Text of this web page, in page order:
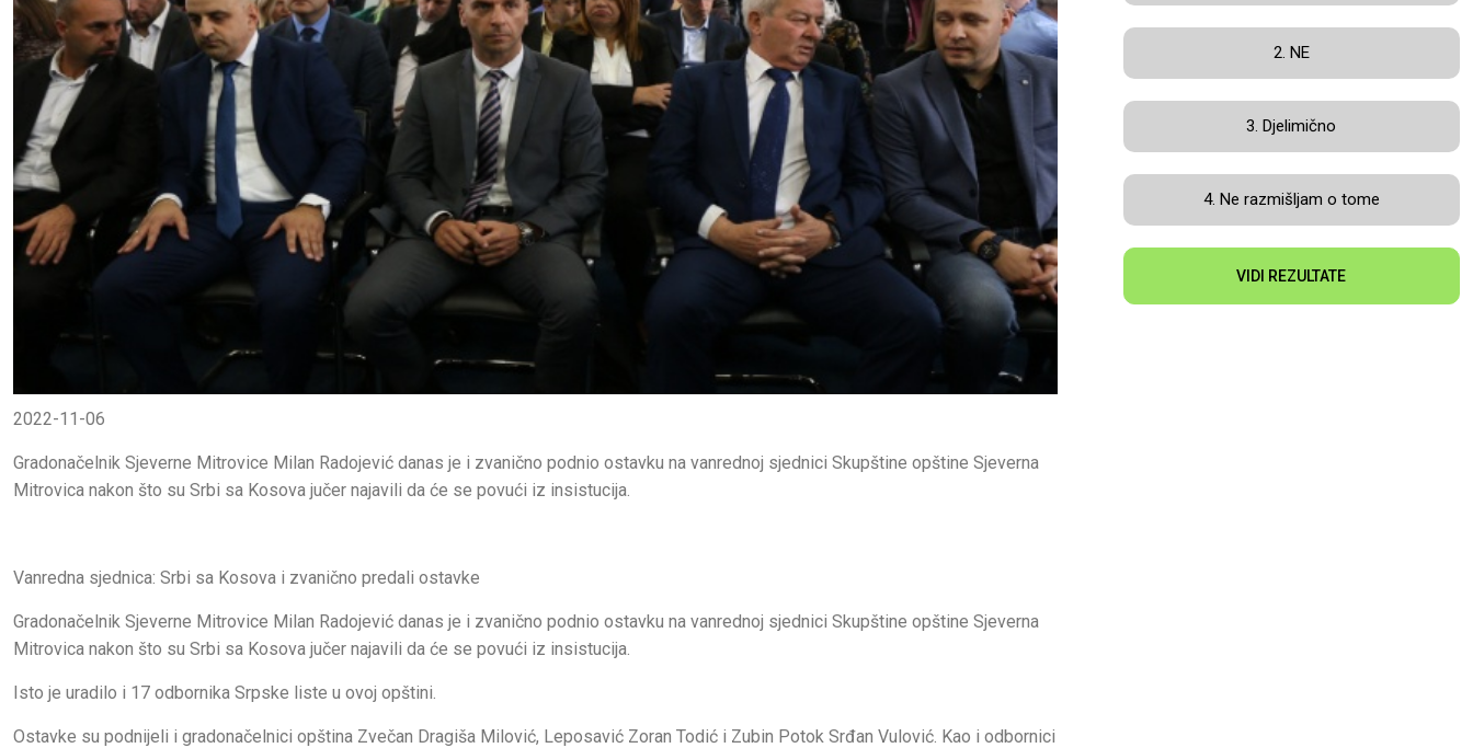
2022-11-06
Gradonačelnik Sjeverne Mitrovice Milan Radojević danas je i zvanično podnio ostavku na vanrednoj sjednici Skupštine opštine Sjeverna
Mitrovica nakon što su Srbi sa Kosova jučer najavili da će se povući iz insistucija.
Vanredna sjednica: Srbi sa Kosova i zvanično predali ostavke
Gradonačelnik Sjeverne Mitrovice Milan Radojević danas je i zvanično podnio ostavku na vanrednoj sjednici Skupštine opštine Sjeverna
Mitrovica nakon što su Srbi sa Kosova jučer najavili da će se povući iz insistucija.
Isto je uradilo i 17 odbornika Srpske liste u ovoj opštini.
Ostavke su podnijeli i gradonačelnici opština Zvečan Dragiša Milović, Leposavić Zoran Todić i Zubin Potok Srđan Vulović. Kao i odbornici
2. NE
3. Djelimično
4. Ne razmišljam o tome
VIDI REZULTATE